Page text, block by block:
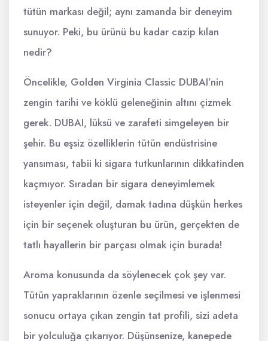
tütün markası değil; aynı zamanda bir deneyim
sunuyor. Peki, bu ürünü bu kadar cazip kılan
nedir?
Öncelikle, Golden Virginia Classic DUBAI’nin
zengin tarihi ve köklü geleneğinin altını çizmek
gerek. DUBAI, lüksü ve zarafeti simgeleyen bir
şehir. Bu eşsiz özelliklerin tütün endüstrisine
yansıması, tabii ki sigara tutkunlarının dikkatinden
kaçmıyor. Sıradan bir sigara deneyimlemek
isteyenler için değil, damak tadına düşkün herkes
için bir seçenek oluşturan bu ürün, gerçekten de
tatlı hayallerin bir parçası olmak için burada!
Aroma konusunda da söylenecek çok şey var.
Tütün yapraklarının özenle seçilmesi ve işlenmesi
sonucu ortaya çıkan zengin tat profili, sizi adeta
bir yolculuğa çıkarıyor. Düşünsenize, kanepede